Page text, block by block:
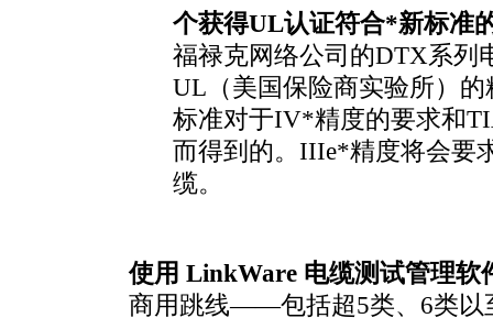
个获得UL认证符合*新标准
福禄克网络公司的DTX系列
UL（美国保险商实验所）
标准对于IV*精度的要求和
而得到的。IIIe*精度将会要
缆。
使用 LinkWare 电缆测试管理软
商用跳线——包括超5类、6类